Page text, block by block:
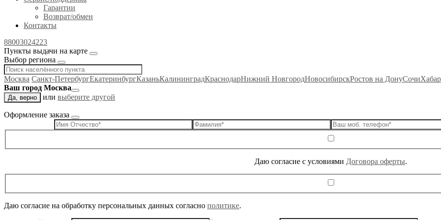
Гарантии
Возврат/обмен
Контакты
88003024223
Пункты выдачи на карте
Выбор региона
Москва Санкт-ПетербургЕкатеринбургКазаньКалининградКраснодарНижний НовгородНовосибирскРостов на ДонуСочи
Ваш город Москва
Да, верно или выберите другой
Оформление заказа
Даю согласие c условиями Договора оферты.
Даю согласие на обработку персональных данных согласно политике.